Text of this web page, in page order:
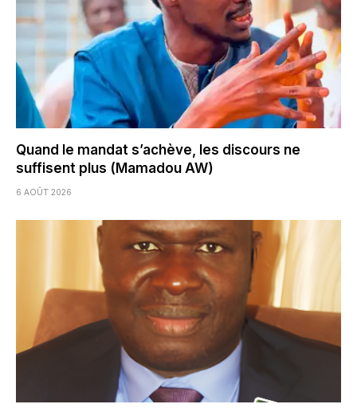
Quand le mandat s’achève, les discours ne
suffisent plus (Mamadou AW)
6 AOÛT 2026